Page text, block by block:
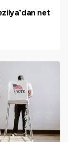
net